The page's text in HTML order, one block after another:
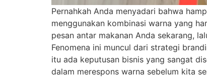
Pernahkah Anda menyadari bahwa
menggunakan kombinasi warna yang
pesan antar makanan Anda sekarang,
Fenomena ini muncul dari strategi
itu ada keputusan bisnis yang sangat
dalam merespons warna sebelum kita